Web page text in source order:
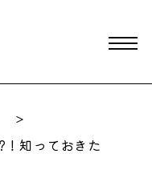
知っておきた